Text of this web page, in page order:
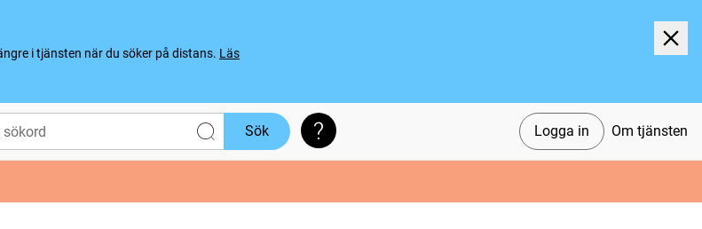
i tjänsten när du söker på distans. Läs
Logga in Om tjänsten
Sök Söktips